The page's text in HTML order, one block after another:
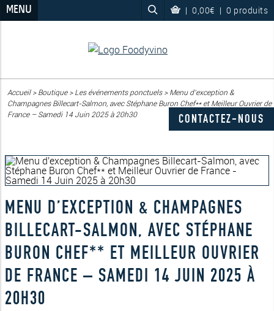
MENU | 0,00€ | 0 produits
Accueil>Boutique>Les événements ponctuels>Menu d’exception &
Champagnes Billecart-Salmon, avec Stéphane Buron Chef** et Meilleur Ouvrier de
France – Samedi 14 Juin 2025 à 20h30
CONTACTEZ-NOUS
MENU D’EXCEPTION & CHAMPAGNES
BILLECART-SALMON, AVEC STÉPHANE
BURON CHEF** ET MEILLEUR OUVRIER
DE FRANCE – SAMEDI 14 JUIN 2025 À
20H30